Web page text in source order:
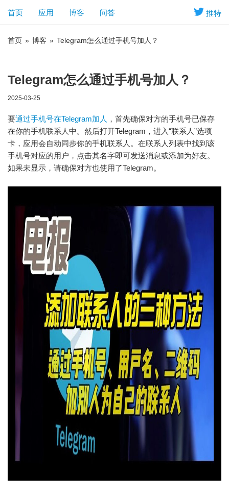
推特
首页 应用 博客 问答
首页 » 博客 » Telegram怎么通过手机号加人？
Telegram怎么通过手机号加人？
2025-03-25
要通过手机号在Telegram加人 ，首先确保对方的手机号已保存
在你的手机联系人中。然后打开Telegram，进入“联系人”选项
卡，应用会自动同步你的手机联系人。在联系人列表中找到该
手机号对应的用户，点击其名字即可发送消息或添加为好友。
如果未显示，请确保对方也使用了Telegram。